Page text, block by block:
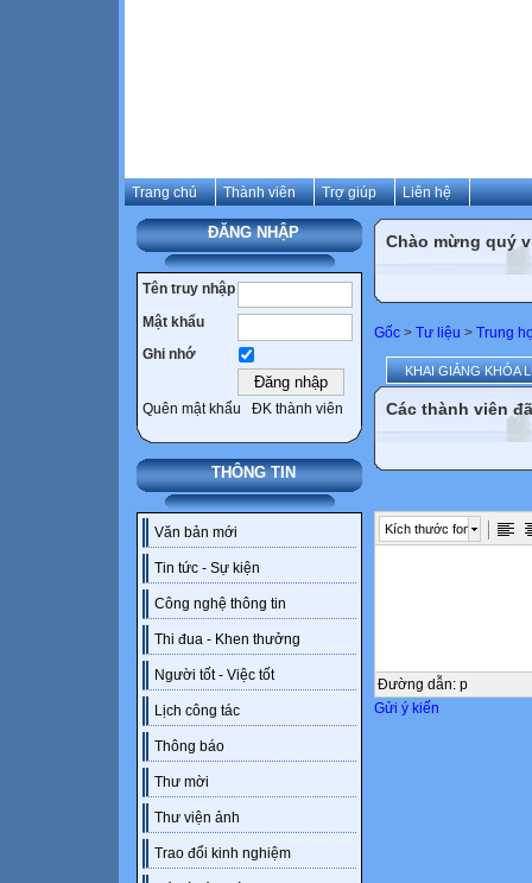
Trang chủ Thành viên Trợ giúp Liên hệ
ĐĂNG NHẬP
Tên truy nhập
Mật khẩu
Ghi nhớ
Quên mật khẩu ĐK thành viên
THÔNG TIN
Văn bản mới
Tin tức - Sự kiện
Công nghệ thông tin
Thi đua - Khen thưởng
Người tốt - Việc tốt
Lịch công tác
Thông báo
Thư mời
Thư viện ảnh
Trao đổi kinh nghiệm
Chào mừng quý
Gốc > Tư liệu > Trung
KHAI GIẢNG KHÓA
Các thành viên
Kích thước font
Đường dẫn: p
Gửi ý kiến